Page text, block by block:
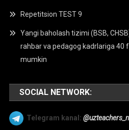
Repetitsion TEST 9
Yangi baholash tizimi (BSB,
rahbar va pedagog kadrlariga 40
mumkin
SOCIAL NETWORK:
Telegram kanal: